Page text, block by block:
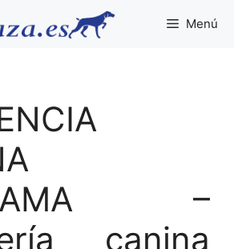
Menú
–
canina